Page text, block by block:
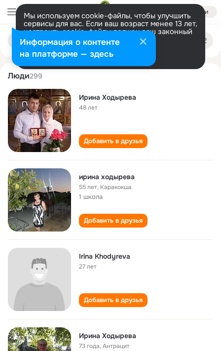
Войти
Мы используем cookie-файлы, чтобы улучшить
сервисы для вас. Если ваш возраст менее 13 лет,
настроить cookie-файлы должен ваш законный
представитель. Больше информации
Разрешить все Настроить
Поиск
людям
irina khodyreva
Люди299
Ирина Ходырева
48 лет
Добавить в друзья
ирина ходырева
55 лет, Каракокша
1 школа
Добавить в друзья
Irina Khodyreva
27 лет
Добавить в друзья
Ирина Ходырева
73 года,Антрацит
Информация о контенте
на платформе — здесь